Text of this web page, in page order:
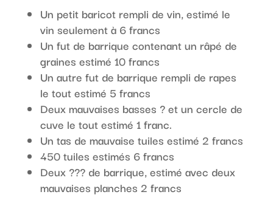
Un petit baricot rempli de vin, estimé le
vin seulement à 6 francs
Un fut de barrique contenant un râpé de
graines estimé 10 francs
Un autre fut de barrique rempli de rapes
le tout estimé 5 francs
Deux mauvaises basses ? et un cercle de
cuve le tout estimé 1 franc.
Un tas de mauvaise tuiles estimé 2 francs
450 tuiles estimés 6 francs
Deux ??? de barrique, estimé avec deux
mauvaises planches 2 francs